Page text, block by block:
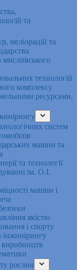
та
меліорацій та
мисливського
технологій
комплексу
ресурсами,
систем
машин та
та технології
ім. О.І.
машин і
якістю
і спорту
інжинірингу
виробництв
рослин